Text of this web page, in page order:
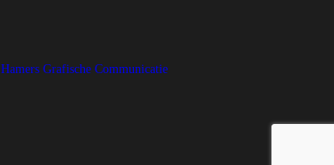
Hamers Grafische Communicatie